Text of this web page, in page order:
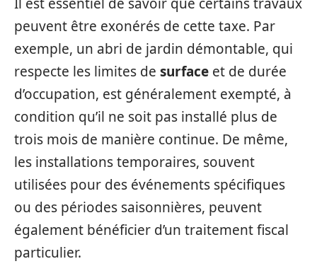
peuvent être exonérés de cette taxe. Par
exemple, un abri de jardin démontable, qui
respecte les limites de surface et de durée
d’occupation, est généralement exempté, à
condition qu’il ne soit pas installé plus de
trois mois de manière continue. De même,
les installations temporaires, souvent
utilisées pour des événements spécifiques
ou des périodes saisonnières, peuvent
également bénéficier d’un traitement fiscal
particulier.